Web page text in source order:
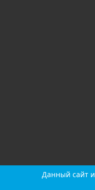
Карта сайтаДанный сайт